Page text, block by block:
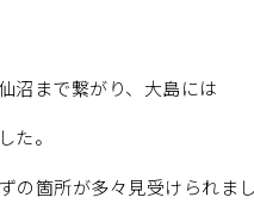
沼まで繋がり、大島には
た。
の箇所が多々見受けられまし